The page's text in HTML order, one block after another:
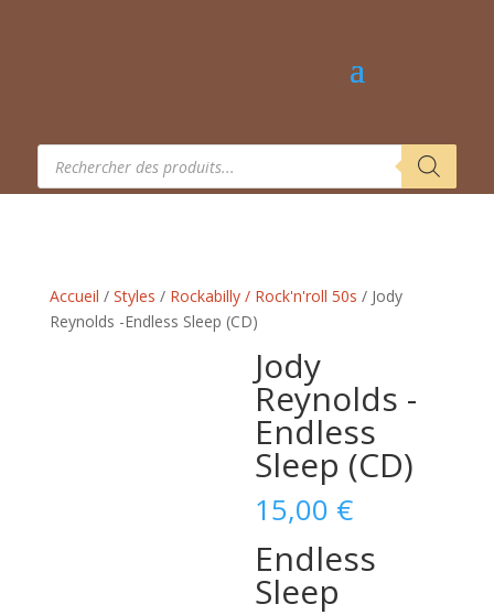
Recherche
produits
Accueil / Styles / Rockabilly / Rock'n'roll 50s / Jody
Reynolds -Endless Sleep (CD)
Jody
Reynolds -
Endless
Sleep (CD)
15,00 €
Endless
Sleep